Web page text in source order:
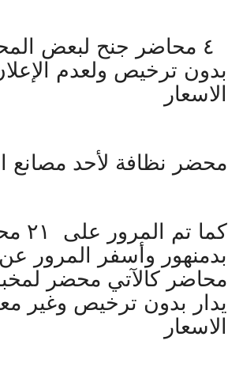
٤ محاضر جنح لبعض
بدون ترخيص ولعدم
الاسعار
محضر نظافة لأحد مصانع
كما
محاضر كالآتي محضر
يدار بدون ترخيص وغير
الاسعار